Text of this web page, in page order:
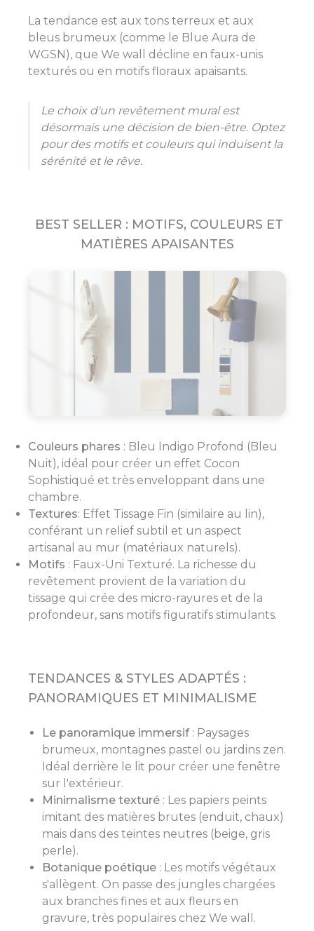
La tendance est aux tons terreux et aux
bleus brumeux (comme le Blue Aura de
WGSN), que We wall décline en faux-unis
texturés ou en motifs floraux apaisants.
Le choix d'un revêtement mural est
désormais une décision de bien-être. Optez
pour des motifs et couleurs qui induisent la
sérénité et le rêve.
BEST SELLER : MOTIFS, COULEURS ET
MATIÈRES APAISANTES
Couleurs phares : Bleu Indigo Profond (Bleu
Nuit), idéal pour créer un effet Cocon
Sophistiqué et très enveloppant dans une
chambre.
Textures: Effet Tissage Fin (similaire au lin),
conférant un relief subtil et un aspect
artisanal au mur (matériaux naturels).
Motifs : Faux-Uni Texturé. La richesse du
revêtement provient de la variation du
tissage qui crée des micro-rayures et de la
profondeur, sans motifs figuratifs stimulants.
TENDANCES & STYLES ADAPTÉS :
PANORAMIQUES ET MINIMALISME
Le panoramique immersif : Paysages
brumeux, montagnes pastel ou jardins zen.
Idéal derrière le lit pour créer une fenêtre
sur l'extérieur.
Minimalisme texturé : Les papiers peints
imitant des matières brutes (enduit, chaux)
mais dans des teintes neutres (beige, gris
perle).
Botanique poétique : Les motifs végétaux
s'allègent. On passe des jungles chargées
aux branches fines et aux fleurs en
gravure, très populaires chez We wall.